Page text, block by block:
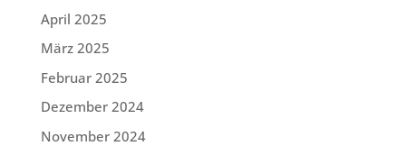
April 2025
März 2025
Februar 2025
Dezember 2024
November 2024